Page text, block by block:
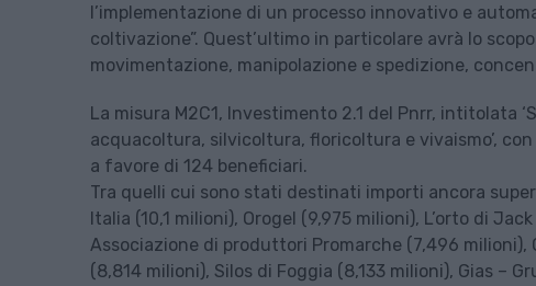
l’implementazione di un processo innovativo e
coltivazione”. Quest’ultimo in particolare avrà lo
movimentazione, manipolazione e spedizione,
La misura M2C1, Investimento 2.1 del Pnrr, intitolata
acquacoltura, silvicoltura, floricoltura e vivaismo’,
a favore di 124 beneficiari.
Tra quelli cui sono stati destinati importi ancora
Italia (10,1 milioni), Orogel (9,975 milioni), L’orto di
Associazione di produttori Promarche (7,496
(8,814 milioni), Silos di Foggia (8,133 milioni), Gias –